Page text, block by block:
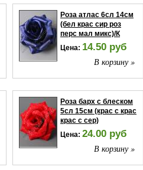
Роза атлас 6сл 14см
(бел крас сир роз
перс мал микс)/К
Цена: 14.50 руб
В корзину »
Роза барх с блеском
5сл 15см (крас с крас
крас с сер)
Цена: 24.00 руб
В корзину »